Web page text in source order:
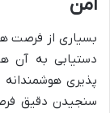
امن
بسیاری از فرصت
دستیابی به آن
پذیری
سنجیدن دقیق